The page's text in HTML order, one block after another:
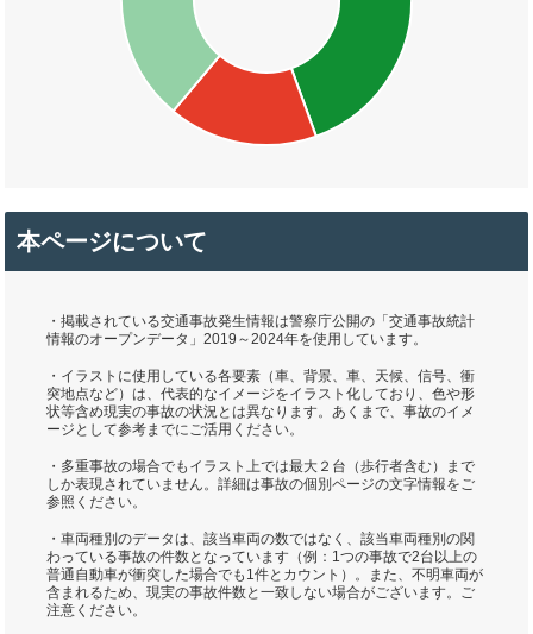
本ページについて
・掲載されている交通事故発生情報は警察庁公開の「交通事故統計
情報のオープンデータ」2019～2024年を使用しています。
・イラストに使用している各要素（車、背景、車、天候、信号、衝
突地点など）は、代表的なイメージをイラスト化しており、色や形
状等含め現実の事故の状況とは異なります。あくまで、事故のイメ
ージとして参考までにご活用ください。
・多重事故の場合でもイラスト上では最大２台（歩行者含む）まで
しか表現されていません。詳細は事故の個別ページの文字情報をご
参照ください。
・車両種別のデータは、該当車両の数ではなく、該当車両種別の関
わっている事故の件数となっています（例：1つの事故で2台以上の
普通自動車が衝突した場合でも1件とカウント）。また、不明車両が
含まれるため、現実の事故件数と一致しない場合がございます。ご
注意ください。